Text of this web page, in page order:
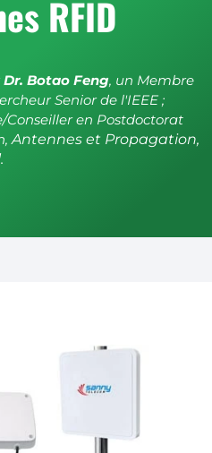
RFID
Dr. Botao Feng, un Membre
Senior de l'IEEE ;
en Postdoctorat
Antennes et Propagation,